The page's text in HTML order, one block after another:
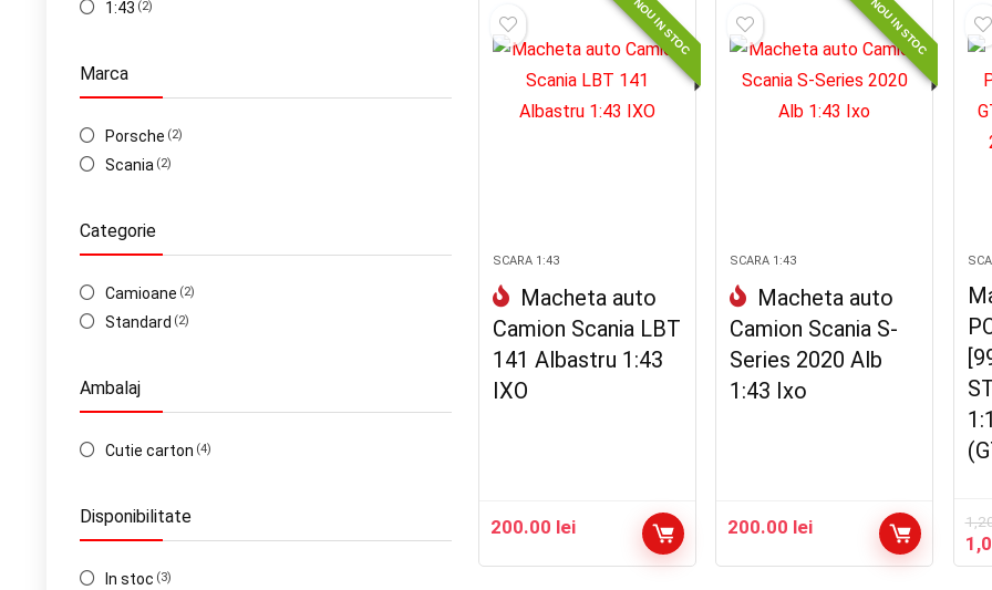
1:43 (2)
Marca
Porsche (2)
Scania (2)
Categorie
Camioane (2)
Standard (2)
Ambalaj
Cutie carton (4)
Disponibilitate
In stoc (3)
NOU IN STOC
SCARA 1:43
Macheta auto
Camion Scania LBT
141 Albastru 1:43
IXO
200.00 lei
NOU IN STOC
SCARA 1:43
Macheta auto
Camion Scania S-
Series 2020 Alb
1:43 Ixo
200.00 lei